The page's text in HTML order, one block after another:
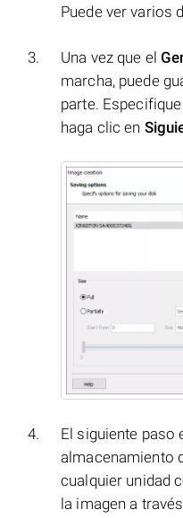
Puede ver varios
Una vez que el
marcha, puede
parte.
haga clic en
El siguiente paso
almacenamiento
cualquier unidad
la imagen a través